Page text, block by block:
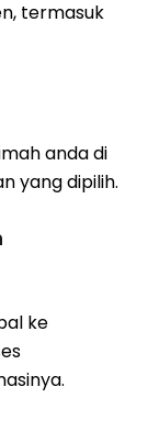
termasuk
anda di
yang dipilih.
ke